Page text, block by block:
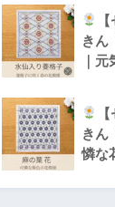
きん
｜
きん
憐な